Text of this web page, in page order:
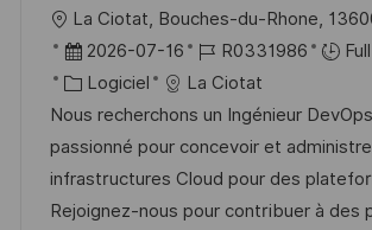
o
c
a
l
i
s
La Ciotat, Bouches-du-Rhone,
D
a
t
e
d
’
2026-07-16
R
é
f
é
r
e
R0331986
C
a
t
é
g
Logiciel
La Ciotat
Nous recherchons un Ingénieur
passionné pour concevoir et
infrastructures Cloud pour des
Rejoignez-nous pour contribuer à des